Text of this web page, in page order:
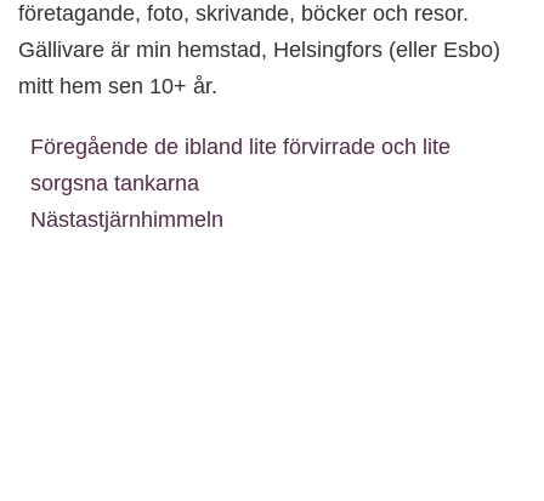
företagande, foto, skrivande, böcker och resor.
Gällivare är min hemstad, Helsingfors (eller Esbo)
mitt hem sen 10+ år.
Föregående de ibland lite förvirrade och lite
sorgsna tankarna
Nästastjärnhimmeln